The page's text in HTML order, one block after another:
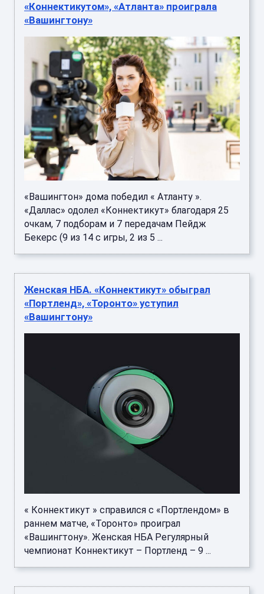
«Коннектикутом», «Атланта» проиграла
«Вашингтону»
«Вашингтон» дома победил « Атланту ».
«Даллас» одолел «Коннектикут» благодаря 25
очкам, 7 подборам и 7 передачам Пейдж
Бекерс (9 из 14 с игры, 2 из 5 ...
Женская НБА. «Коннектикут» обыграл
«Портленд», «Торонто» уступил
«Вашингтону»
« Коннектикут » справился с «Портлендом» в
раннем матче, «Торонто» проиграл
«Вашингтону». Женская НБА Регулярный
чемпионат Коннектикут – Портленд – 9 ...